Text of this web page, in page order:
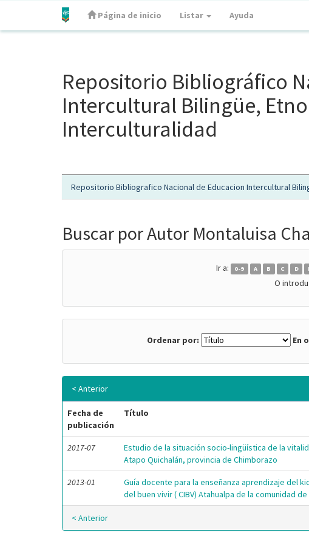
Página de inicio Listar Ayuda
Repositorio Bibliográfico
Intercultural Bilingüe,
Interculturalidad
Repositorio Bibliografico Nacional de Educacion Intercultural
Buscar por Autor Montaluisa
Ir a: 0-9 A B C D
O
Ordenar por: En
< Anterior
Fecha de
publicación
Título
2017-07
Estudio de la situación socio-lingüística de la
Atapo Quichalán, provincia de Chimborazo
2013-01
Guía docente para la enseñanza aprendizaje del
del buen vivir ( CIBV) Atahualpa de la comunidad
< Anterior